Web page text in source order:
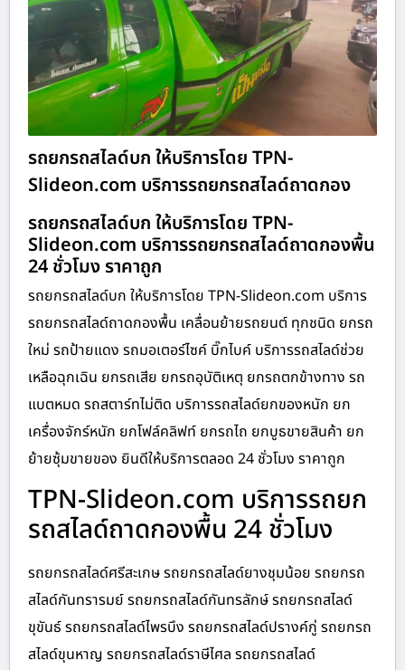
รถยกรถสไลด์บก ให้บริการโดย TPN-
Slideon.com บริการรถยกรถสไลด์ถาดกอง
รถยกรถสไลด์บก ให้บริการโดย TPN-
Slideon.com บริการรถยกรถสไลด์ถาดกองพื้น
24 ชั่วโมง ราคาถูก
รถยกรถสไลด์บก ให้บริการโดย TPN-Slideon.com บริการ
รถยกรถสไลด์ถาดกองพื้น เคลื่อนย้ายรถยนต์ ทุกชนิด ยกรถ
ใหม่ รถป้ายแดง รถมอเตอร์ไซค์ บิ๊กไบค์ บริการรถสไลด์ช่วย
เหลือฉุกเฉิน ยกรถเสีย ยกรถอุบัติเหตุ ยกรถตกข้างทาง รถ
แบตหมด รถสตาร์ทไม่ติด บริการรถสไลด์ยกของหนัก ยก
เครื่องจักร์หนัก ยกโฟล์คลิฟท์ ยกรถไถ ยกบูธขายสินค้า ยก
ย้ายซุ้มขายของ ยินดีให้บริการตลอด 24 ชั่วโมง ราคาถูก
TPN-Slideon.com บริการรถยก
รถสไลด์ถาดกองพื้น 24 ชั่วโมง
รถยกรถสไลด์ศรีสะเกษ รถยกรถสไลด์ยางชุมน้อย รถยกรถ
สไลด์กันทรารมย์ รถยกรถสไลด์กันทรลักษ์ รถยกรถสไลด์
ขุขันธ์ รถยกรถสไลด์ไพรบึง รถยกรถสไลด์ปรางค์กู่ รถยกรถ
สไลด์ขุนหาญ รถยกรถสไลด์ราษีไศล รถยกรถสไลด์